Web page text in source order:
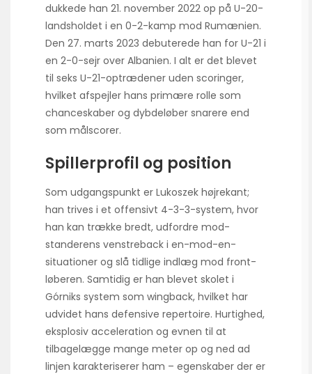
dukkede han 21. november 2022 op på U-20-
landsholdet i en 0-2-kamp mod Rumænien.
Den 27. marts 2023 debuterede han for U-21 i
en 2-0-sejr over Albanien. I alt er det blevet
til seks U-21-optrædener uden scoringer,
hvilket afspejler hans primære rolle som
chance­skaber og dybdeløber snarere end
som målscorer.
Spillerprofil og position
Som udgangspunkt er Lukoszek højrekant;
han trives i et offensivt 4-3-3-system, hvor
han kan trække bredt, udfordre mod­
standerens venstreback i en-mod-en-
situationer og slå tidlige indlæg mod front­
løberen. Samtidig er han blevet skolet i
Górniks system som wingback, hvilket har
udvidet hans defensive repertoire. Hurtighed,
eksplosiv acceleration og evnen til at
tilbagelægge mange meter op og ned ad
linjen karakteriserer ham – egenskaber der er